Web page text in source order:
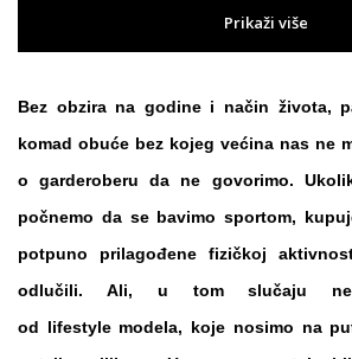
Prikaži više
Bez obzira na godine i način života,
komad obuće bez kojeg većina nas ne
o garderoberu da ne govorimo.
počnemo da se bavimo sportom,
potpuno prilagođene fizičkoj
odlučili. Ali, u tom slučaju ne
od lifestyle modela, koje nosimo na